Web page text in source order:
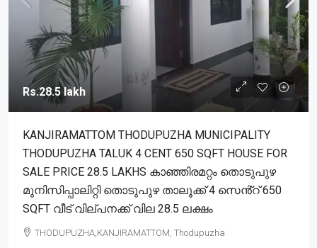
Rs.28.5 lakh
KANJIRAMATTOM THODUPUZHA MUNICIPALITY
THODUPUZHA TALUK 4 CENT 650 SQFT HOUSE FOR
SALE PRICE 28.5 LAKHS കാഞ്ഞിരമറ്റം തൊടുപുഴ
മുനിസിപ്പാലിറ്റി തൊടുപുഴ താലൂക്ക് 4 സെൻ്റ് 650
SQFT വീട് വില്പനക്ക് വില 28.5 ലക്ഷം
THODUPUZHA,KANJIRAMATTOM, Thodupuzha